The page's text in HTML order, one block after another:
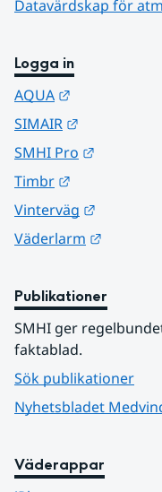
Datavärdskap för
Logga in
AQUA
SIMAIR
SMHI Pro
Timbr
Vinterväg
Väderlarm
Publikationer
SMHI ger
faktablad.
Sök publikationer
Nyhetsbladet
Väderappar